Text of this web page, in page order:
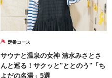
定番コース
サウナと温泉の女神 清水みさとさ
んと巡る！サクッと"ととのう"「ち
よだの名湯」5選